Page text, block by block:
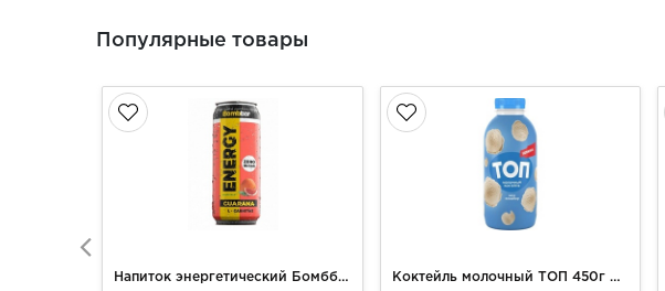
Популярные товары
Напиток энергетический Бомббар 450мл Л-карнитин со вкусом Грейпфрут ж/б Коктейль молочный ТОП 450г Пломбир 2%